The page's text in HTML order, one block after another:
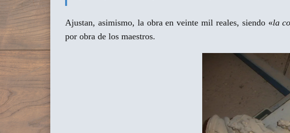
Ajustan, asimismo, la obra en veinte mil reales, siendo «la
por obra de los maestros.